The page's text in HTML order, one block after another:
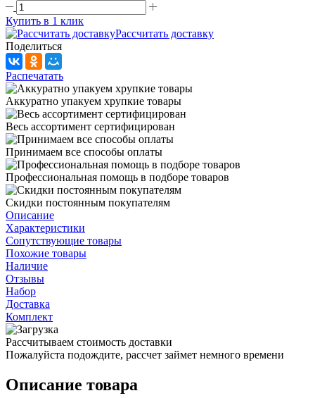
Купить в 1 клик
Рассчитать доставку
Поделиться
Распечатать
Аккуратно упакуем хрупкие товары
Весь ассортимент сертифицирован
Принимаем все способы оплаты
Профессиональная помощь в подборе товаров
Скидки постоянным покупателям
Описание
Характеристики
Сопутствующие товары
Похожие товары
Наличие
Отзывы
Набор
Доставка
Комплект
Рассчитываем стоимость доставки
Пожалуйста подождите, рассчет займет немного времени
Описание товара